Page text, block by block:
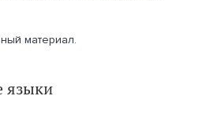
материал.
языки